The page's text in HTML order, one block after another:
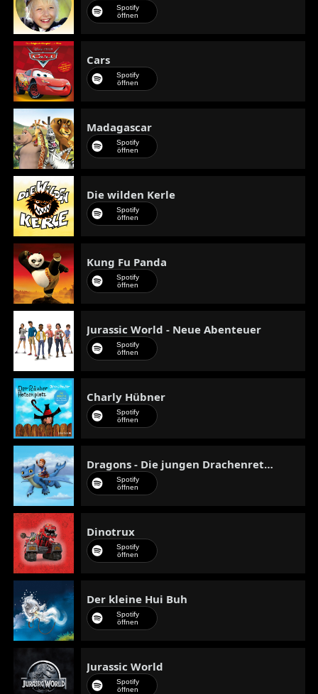
Spotify
öffnen
Cars
Spotify
öffnen
Madagascar
Spotify
öffnen
Die wilden Kerle
Spotify
öffnen
Kung Fu Panda
Spotify
öffnen
Jurassic World - Neue Abenteuer
Spotify
öffnen
Charly Hübner
Spotify
öffnen
Dragons - Die jungen Drachenretter
Spotify
öffnen
Dinotrux
Spotify
öffnen
Der kleine Hui Buh
Spotify
öffnen
Jurassic World
Spotify
öffnen